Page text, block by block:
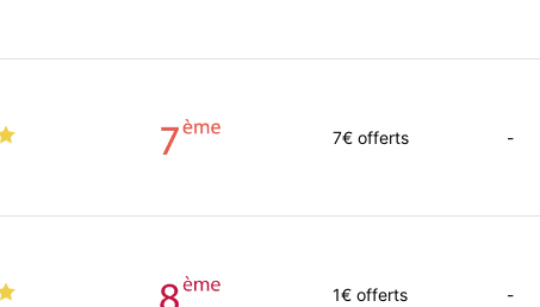
7€ offerts -
1€ offerts -